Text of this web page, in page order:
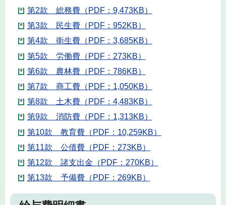
第2款 総務費（PDF：9,473KB）
第3款 民生費（PDF：952KB）
第4款 衛生費（PDF：3,685KB）
第5款 労働費（PDF：273KB）
第6款 農林費（PDF：786KB）
第7款 商工費（PDF：1,050KB）
第8款 土木費（PDF：4,483KB）
第9款 消防費（PDF：1,313KB）
第10款 教育費（PDF：10,259KB）
第11款 公債費（PDF：273KB）
第12款 諸支出金（PDF：270KB）
第13款 予備費（PDF：269KB）